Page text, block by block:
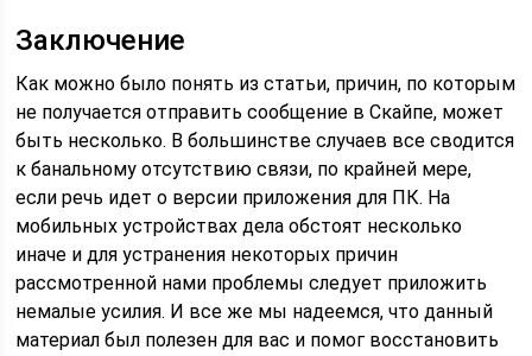
Заключение
Как можно было понять из статьи, причин, по которым
не получается отправить сообщение в Скайпе, может
быть несколько. В большинстве случаев все сводится
к банальному отсутствию связи, по крайней мере,
если речь идет о версии приложения для ПК. На
мобильных устройствах дела обстоят несколько
иначе и для устранения некоторых причин
рассмотренной нами проблемы следует приложить
немалые усилия. И все же мы надеемся, что данный
материал был полезен для вас и помог восстановить